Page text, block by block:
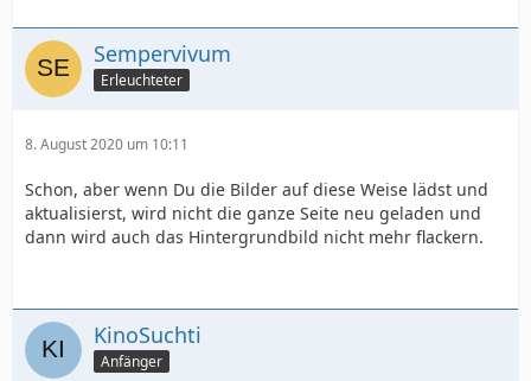
Sempervivum
Erleuchteter
8. August 2020 um 10:11
Schon, aber wenn Du die Bilder auf diese Weise lädst und
aktualisierst, wird nicht die ganze Seite neu geladen und
dann wird auch das Hintergrundbild nicht mehr flackern.
KinoSuchti
Anfänger